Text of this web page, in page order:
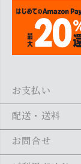
お支払い
Amazon Pay、クレ
い。
配送・送料
全商品送料無料
お問合せ